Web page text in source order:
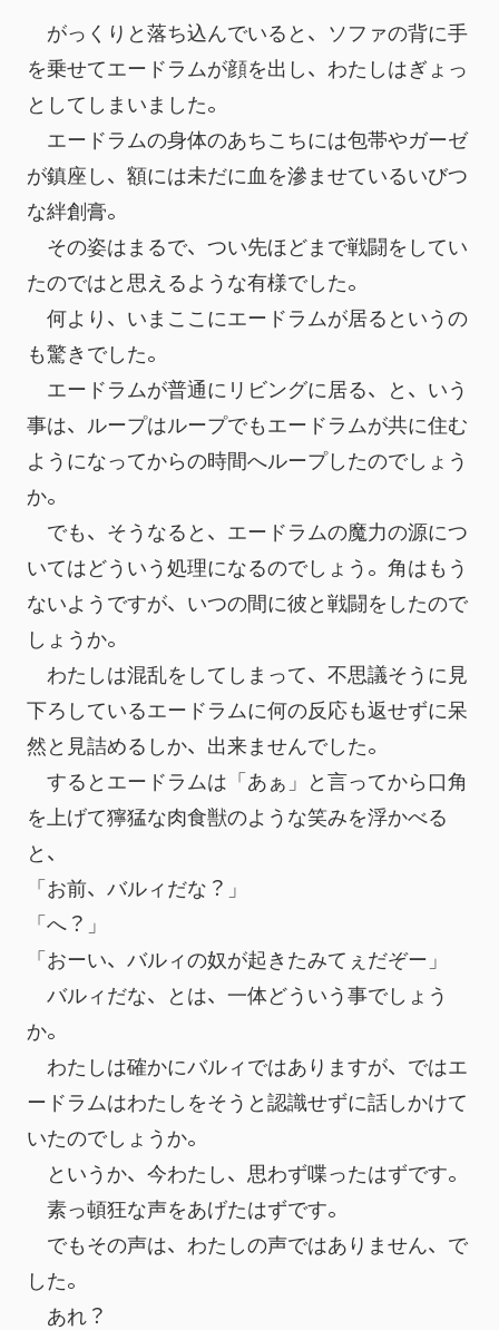
がっくりと落ち込んでいると、ソファの背に手
を乗せてエードラムが顔を出し、わたしはぎょっ
としてしまいました。
エードラムの身体のあちこちには包帯やガーゼ
が鎮座し、額には未だに血を滲ませているいびつ
な絆創膏。
その姿はまるで、つい先ほどまで戦闘をしてい
たのではと思えるような有様でした。
何より、いまここにエードラムが居るというの
も驚きでした。
エードラムが普通にリビングに居る、と、いう
事は、ループはループでもエードラムが共に住む
ようになってからの時間へループしたのでしょう
か。
でも、そうなると、エードラムの魔力の源につ
いてはどういう処理になるのでしょう。角はもう
ないようですが、いつの間に彼と戦闘をしたので
しょうか。
わたしは混乱をしてしまって、不思議そうに見
下ろしているエードラムに何の反応も返せずに呆
然と見詰めるしか、出来ませんでした。
するとエードラムは「あぁ」と言ってから口角
を上げて獰猛な肉食獣のような笑みを浮かべる
と、
「お前、バルィだな？」
「へ？」
「おーい、バルィの奴が起きたみてぇだぞー」
バルィだな、とは、一体どういう事でしょう
か。
わたしは確かにバルィではありますが、ではエ
ードラムはわたしをそうと認識せずに話しかけて
いたのでしょうか。
というか、今わたし、思わず喋ったはずです。
素っ頓狂な声をあげたはずです。
でもその声は、わたしの声ではありません、で
した。
あれ？